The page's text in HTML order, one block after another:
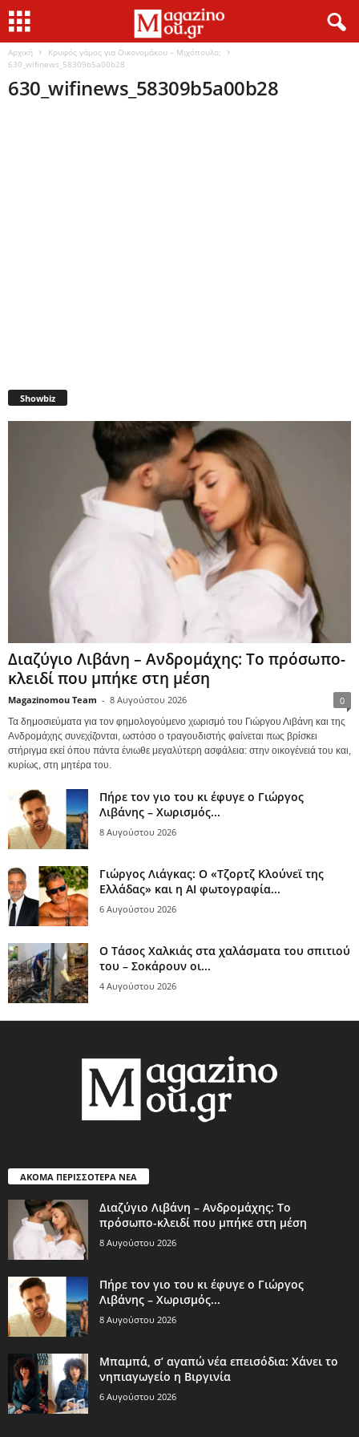
Αρχική
Κρυφός γάμος για Οικονομάκου – Μιχόπουλο;
630_wifinews_58309b5a00b28
630_wifinews_58309b5a00b28
Showbiz
Διαζύγιο Λιβάνη – Ανδρομάχης: Το πρόσωπο-
κλειδί που μπήκε στη μέση
Magazinomou Team - 8 Αυγούστου 2026 0
Τα δημοσιεύματα για τον φημολογούμενο χωρισμό του Γιώργου Λιβάνη και της
Ανδρομάχης συνεχίζονται, ωστόσο ο τραγουδιστής φαίνεται πως βρίσκει
στήριγμα εκεί όπου πάντα ένιωθε μεγαλύτερη ασφάλεια: στην οικογένειά του και,
κυρίως, στη μητέρα του.
Πήρε τον γιο του κι έφυγε ο Γιώργος
Λιβάνης – Χωρισμός...
8 Αυγούστου 2026
Γιώργος Λιάγκας: Ο «Τζορτζ Κλούνεϊ της
Ελλάδας» και η AI φωτογραφία...
6 Αυγούστου 2026
Ο Τάσος Χαλκιάς στα χαλάσματα του σπιτιού
του – Σοκάρουν οι...
4 Αυγούστου 2026
ΑΚΟΜΑ ΠΕΡΙΣΣΟΤΕΡΑ ΝΕΑ
Διαζύγιο Λιβάνη – Ανδρομάχης: Το
πρόσωπο-κλειδί που μπήκε στη μέση
8 Αυγούστου 2026
Πήρε τον γιο του κι έφυγε ο Γιώργος
Λιβάνης – Χωρισμός...
8 Αυγούστου 2026
Μπαμπά, σ’ αγαπώ νέα επεισόδια: Χάνει το
νηπιαγωγείο η Βιργινία
6 Αυγούστου 2026